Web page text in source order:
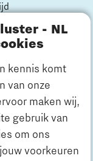
- NL
kennis komt
van onze
maken wij,
gebruik van
om ons
voorkeuren
naar China
Office